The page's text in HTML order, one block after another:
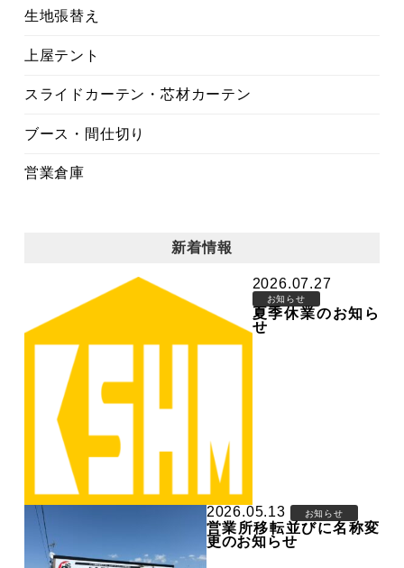
生地張替え
上屋テント
スライドカーテン・芯材カーテン
ブース・間仕切り
営業倉庫
新着情報
2026.07.27
お知らせ
夏季休業のお知ら
せ
2026.05.13 お知らせ
営業所移転並びに名称変
更のお知らせ